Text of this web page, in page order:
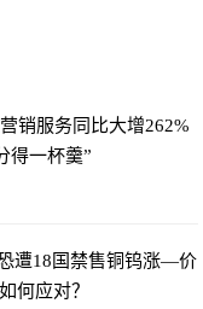
销服务同比大增262%
得一杯羹”
遭18国禁售铜钨涨—价
何应对？